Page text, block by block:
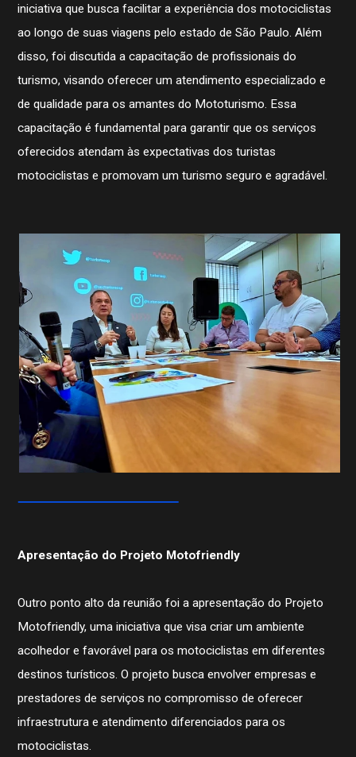
Contato
Publicações
Assessor de Imprensa
Notícias
CBMTV
Apresentação
Conheça mais
Seguro Pilotos
Licença CBM 2026
Filiação CBM Piloto Estrangeiro 2026
Licença FIM
Federações
Calendário
Pilotos
iniciativa que busca facilitar a experiência dos motociclistas
ao longo de suas viagens pelo estado de São Paulo. Além
disso, foi discutida a capacitação de profissionais do
turismo, visando oferecer um atendimento especializado e
de qualidade para os amantes do Mototurismo. Essa
capacitação é fundamental para garantir que os serviços
oferecidos atendam às expectativas dos turistas
motociclistas e promovam um turismo seguro e agradável.
Apresentação do Projeto Motofriendly
Outro ponto alto da reunião foi a apresentação do Projeto
Motofriendly, uma iniciativa que visa criar um ambiente
acolhedor e favorável para os motociclistas em diferentes
destinos turísticos. O projeto busca envolver empresas e
prestadores de serviços no compromisso de oferecer
infraestrutura e atendimento diferenciados para os
motociclistas.